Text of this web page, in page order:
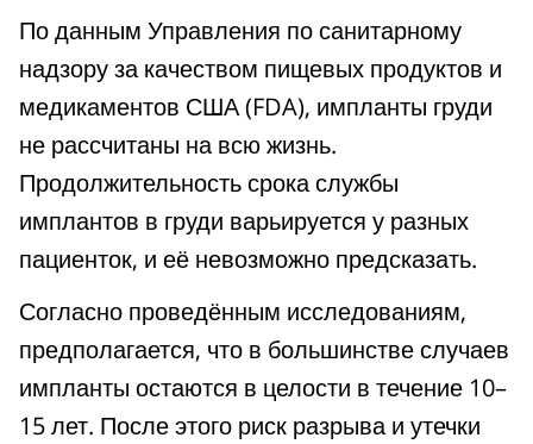
По данным Управления по санитарному
надзору за качеством пищевых продуктов и
медикаментов США (FDA), импланты груди
не рассчитаны на всю жизнь.
Продолжительность срока службы
имплантов в груди варьируется у разных
пациенток, и её невозможно предсказать.
Согласно проведённым исследованиям,
предполагается, что в большинстве случаев
импланты остаются в целости в течение 10–
15 лет. После этого риск разрыва и утечки